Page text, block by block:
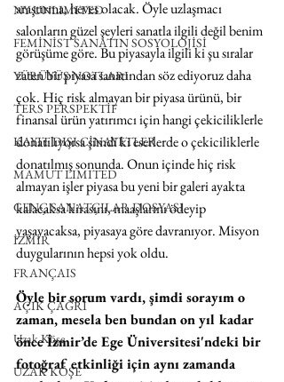
NY UNLIMITED
FEMİNİST SANATIN SOSYOLOJİSİ
YÜRÜYÜŞ NOTLARI
TERS PERSPEKTİF
KAYIT DIŞI CİNAYETLER
MAMUT LIMITED
GENÇ SANATÇILAR DOSYASI
İZMİR
FRANÇAIS
AÇIK ÇAĞRI
Uzak Köşe
UZAK KÖŞE
araştırma, heves olacak. Öyle uzlaşmacı
salonların güzel şeyleri sanatla ilgili değil benim
görüşüme göre. Bu piyasayla ilgili ki şu sıralar
zaten bir piyasa sanatından söz ediyoruz daha
çok. Hiç risk almayan bir piyasa ürünü, bir
finansal ürün yatırımcı için hangi çekiciliklerle
donatılıyorsa şimdi ki eserlerde o çekiciliklerle
donatılmış sonunda. Onun içinde hiç risk
almayan işler piyasa bu yeni bir galeri ayakta
kalacaksa kirasını, maaşlarını ödeyip
yaşayacaksa, piyasaya göre davranıyor. Misyon
duygularının hepsi yok oldu.
Öyle bir sorum vardı, şimdi sorayım o
zaman, mesela ben bundan on yıl kadar
önce İzmir’de Ege Üniversitesi'ndeki bir
fotoğraf etkinliği için aynı zamanda